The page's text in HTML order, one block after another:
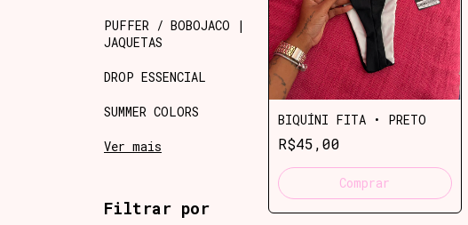
PUFFER / BOBOJACO |
JAQUETAS
DROP ESSENCIAL
SUMMER COLORS
Ver mais
Filtrar por
BIQUÍNI FITA • PRETO
R$45,00
Comprar